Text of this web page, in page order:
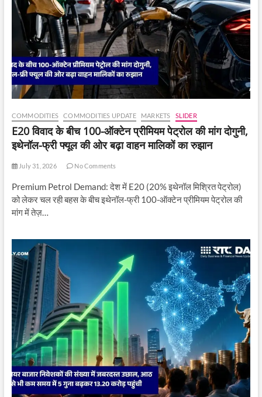
COMMODITIES COMMODITIES UPDATE MARKETS SLIDER
E20 विवाद के बीच 100-ऑक्टेन प्रीमियम पेट्रोल की मांग दोगुनी,
इथेनॉल-फ्री फ्यूल की ओर बढ़ा वाहन मालिकों का रुझान
July 31, 2026 No Comments
Premium Petrol Demand: देश में E20 (20% इथेनॉल मिश्रित पेट्रोल)
को लेकर चल रही बहस के बीच इथेनॉल-फ्री 100-ऑक्टेन प्रीमियम पेट्रोल की
मांग में तेज़…